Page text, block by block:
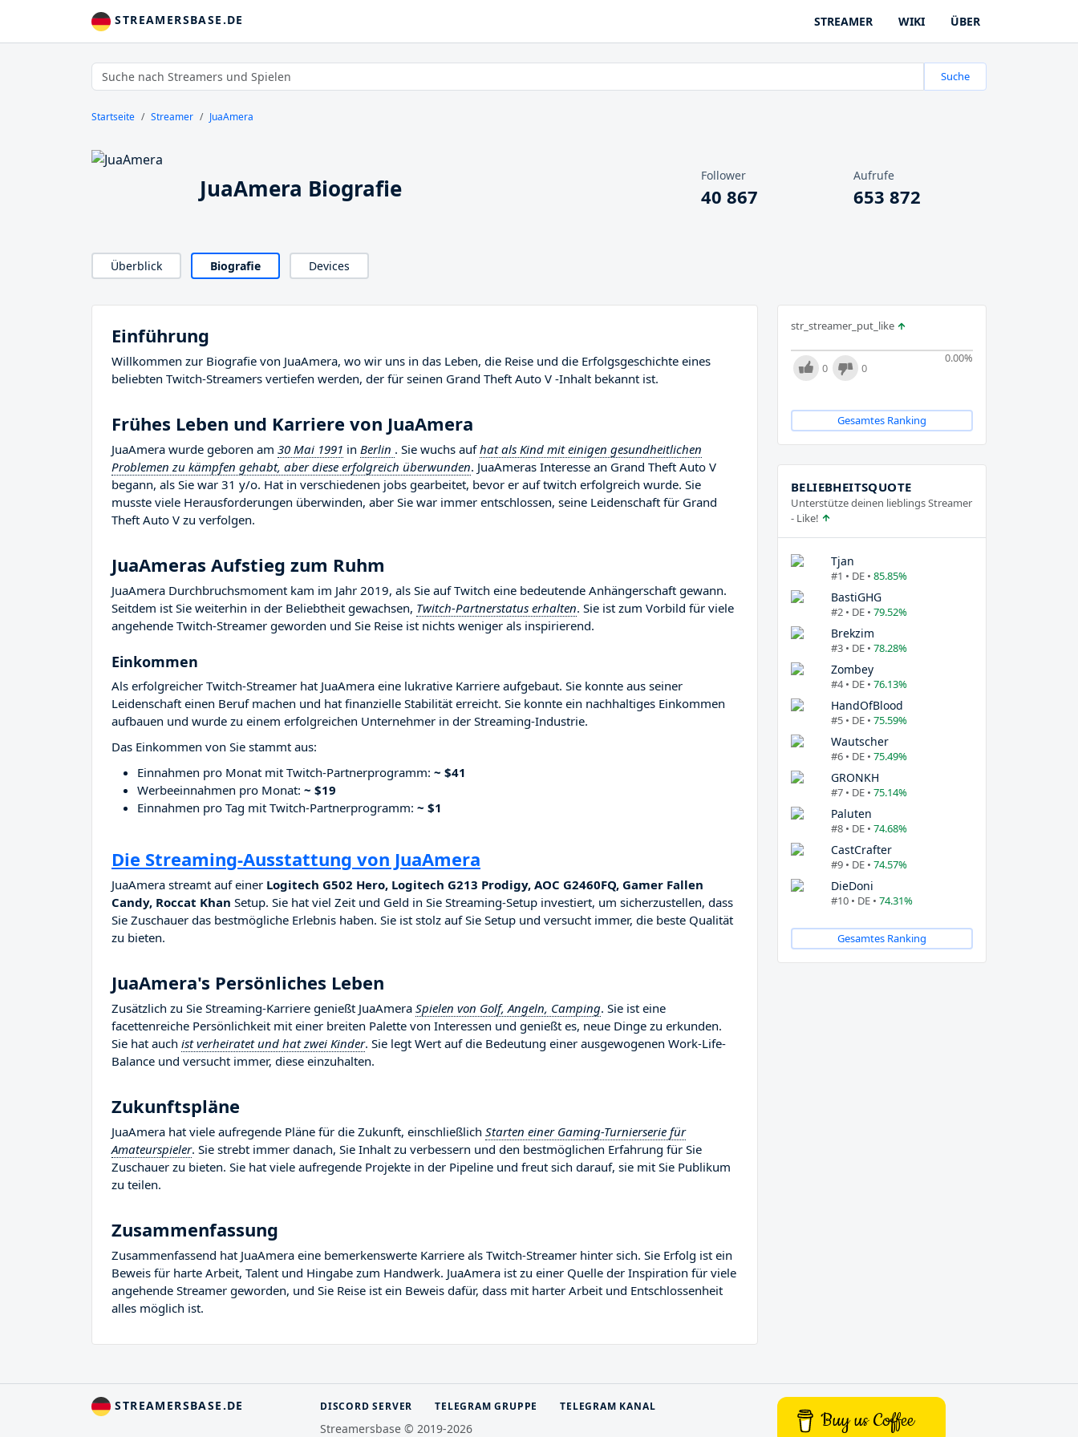
STREAMERSBASE.DE STREAMER WIKI ÜBER
Suche
Startseite Streamer JuaAmera
JuaAmera Biografie Follower
40 867
Aufrufe
653 872
Überblick Biografie Devices
Einführung
Willkommen zur Biografie von JuaAmera, wo wir uns in das Leben, die Reise und die Erfolgsgeschichte eines
beliebten Twitch-Streamers vertiefen werden, der für seinen Grand Theft Auto V -Inhalt bekannt ist.
Frühes Leben und Karriere von JuaAmera
JuaAmera wurde geboren am 30 Mai 1991 in Berlin . Sie wuchs aufhat als Kind mit einigen gesundheitlichen
Problemen zu kämpfen gehabt, aber diese erfolgreich überwunden. JuaAmeras Interesse an Grand Theft Auto V
begann, als Sie war 31 y/o. Hat in verschiedenen jobs gearbeitet, bevor er auf twitch erfolgreich wurde. Sie
musste viele Herausforderungen überwinden, aber Sie war immer entschlossen, seine Leidenschaft für Grand
Theft Auto V zu verfolgen.
JuaAmeras Aufstieg zum Ruhm
JuaAmera Durchbruchsmoment kam im Jahr 2019, als Sie auf Twitch eine bedeutende Anhängerschaft gewann.
Seitdem ist Sie weiterhin in der Beliebtheit gewachsen, Twitch-Partnerstatus erhalten. Sie ist zum Vorbild für viele
angehende Twitch-Streamer geworden und Sie Reise ist nichts weniger als inspirierend.
Einkommen
Als erfolgreicher Twitch-Streamer hat JuaAmera eine lukrative Karriere aufgebaut. Sie konnte aus seiner
Leidenschaft einen Beruf machen und hat finanzielle Stabilität erreicht. Sie konnte ein nachhaltiges Einkommen
aufbauen und wurde zu einem erfolgreichen Unternehmer in der Streaming-Industrie.
Das Einkommen von Sie stammt aus:
Einnahmen pro Monat mit Twitch-Partnerprogramm: ~ $41
Werbeeinnahmen pro Monat: ~ $19
Einnahmen pro Tag mit Twitch-Partnerprogramm: ~ $1
Die Streaming-Ausstattung von JuaAmera
JuaAmera streamt auf einer Logitech G502 Hero, Logitech G213 Prodigy, AOC G2460FQ, Gamer Fallen
Candy, Roccat Khan Setup. Sie hat viel Zeit und Geld in Sie Streaming-Setup investiert, um sicherzustellen, dass
Sie Zuschauer das bestmögliche Erlebnis haben. Sie ist stolz auf Sie Setup und versucht immer, die beste Qualität
zu bieten.
JuaAmera's Persönliches Leben
Zusätzlich zu Sie Streaming-Karriere genießt JuaAmera Spielen von Golf, Angeln, Camping. Sie ist eine
facettenreiche Persönlichkeit mit einer breiten Palette von Interessen und genießt es, neue Dinge zu erkunden.
Sie hat auch ist verheiratet und hat zwei Kinder. Sie legt Wert auf die Bedeutung einer ausgewogenen Work-Life-
Balance und versucht immer, diese einzuhalten.
Zukunftspläne
JuaAmera hat viele aufregende Pläne für die Zukunft, einschließlich Starten einer Gaming-Turnierserie für
Amateurspieler. Sie strebt immer danach, Sie Inhalt zu verbessern und den bestmöglichen Erfahrung für Sie
Zuschauer zu bieten. Sie hat viele aufregende Projekte in der Pipeline und freut sich darauf, sie mit Sie Publikum
zu teilen.
Zusammenfassung
Zusammenfassend hat JuaAmera eine bemerkenswerte Karriere als Twitch-Streamer hinter sich. Sie Erfolg ist ein
Beweis für harte Arbeit, Talent und Hingabe zum Handwerk. JuaAmera ist zu einer Quelle der Inspiration für viele
angehende Streamer geworden, und Sie Reise ist ein Beweis dafür, dass mit harter Arbeit und Entschlossenheit
alles möglich ist.
str_streamer_put_like
0.00%
0 0
Gesamtes Ranking
BELIEBHEITSQUOTE
Unterstütze deinen lieblings Streamer
- Like!
Tjan
#1 • DE • 85.85%
BastiGHG
#2 • DE • 79.52%
Brekzim
#3 • DE • 78.28%
Zombey
#4 • DE • 76.13%
HandOfBlood
#5 • DE • 75.59%
Wautscher
#6 • DE • 75.49%
GRONKH
#7 • DE • 75.14%
Paluten
#8 • DE • 74.68%
CastCrafter
#9 • DE • 74.57%
DieDoni
#10 • DE • 74.31%
Gesamtes Ranking
STREAMERSBASE.DE DISCORD SERVER TELEGRAM GRUPPE TELEGRAM KANAL
Streamersbase © 2019-2026 Buy us Coffee